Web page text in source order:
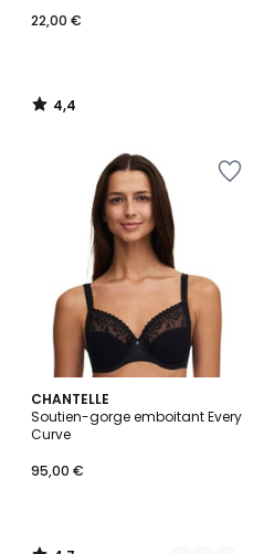
22,00 €
4,4
/
CHANTELLE
Soutien-gorge emboitant Every
Curve
95,00 €
4,7
/ 5
3
Couleurs